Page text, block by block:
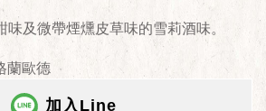
味及微帶煙燻皮草味的雪莉酒味。
蘭歐德
加入Line